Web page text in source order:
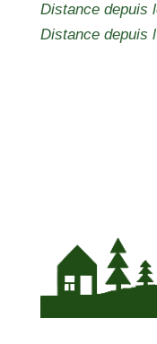
Distance depuis
Distance depuis